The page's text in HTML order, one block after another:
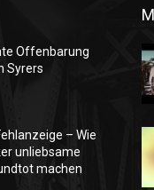
Offenbarung
Syrers
– Wie
unliebsame
machen